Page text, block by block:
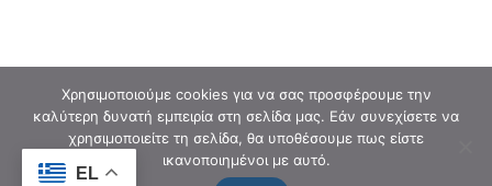
EL
Χρησιμοποιούμε cookies για να σας προσφέρουμε την
καλύτερη δυνατή εμπειρία στη σελίδα μας. Εάν συνεχίσετε να
χρησιμοποιείτε τη σελίδα, θα υποθέσουμε πως είστε
ικανοποιημένοι με αυτό.